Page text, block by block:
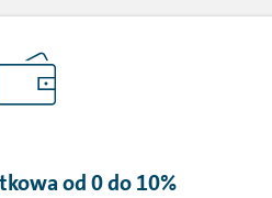
od 0 do 10%